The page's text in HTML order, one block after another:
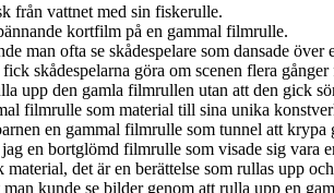
från vattnet med sin fiskerulle.
kortfilm på en gammal filmrulle.
man ofta se skådespelare som dansade över
skådespelarna göra om scenen flera
upp den gamla filmrullen utan att den gick
filmrulle som material till sina unika
en gammal filmrulle som tunnel att krypa
en bortglömd filmrulle som visade sig vara
det är en berättelse som rullas upp
kunde se bilder genom att rulla upp en